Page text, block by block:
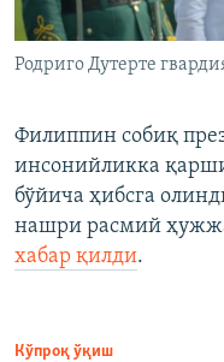
Родриго Дутерте
Филиппин собиқ
инсонийликка
бўйича ҳибсга
нашри расмий
хабар қилди.
Кўпроқ ўқиш